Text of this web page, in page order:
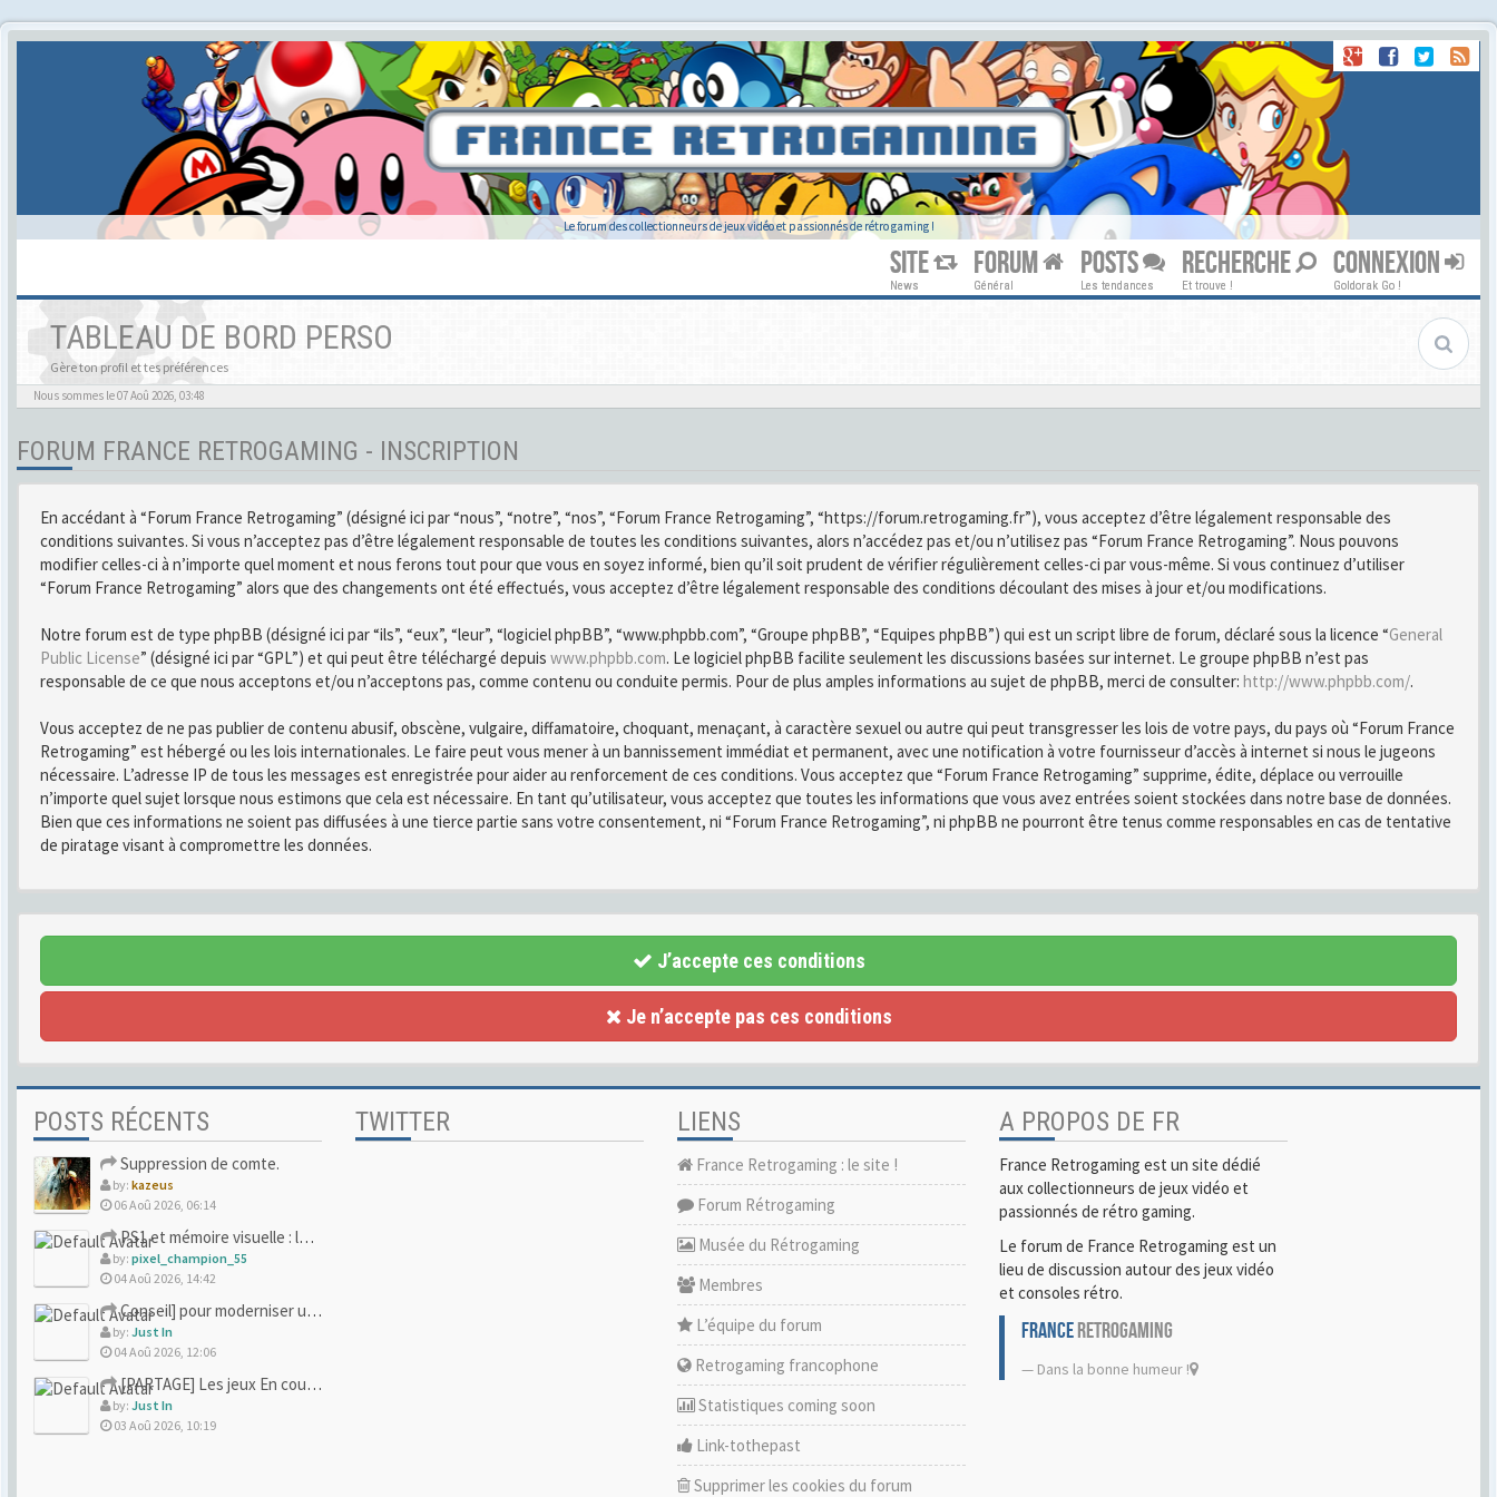
Le forum des collectionneurs de jeux vidéo et passionnés de rétro gaming !
SITE
News
FORUM
Général
POSTS
Les tendances
RECHERCHE
Et trouve !
CONNEXION
Goldorak Go !
TABLEAU DE BORD PERSO
Gère ton profil et tes préférences
Nous sommes le 07 Aoû 2026, 03:48
FORUM FRANCE RETROGAMING - INSCRIPTION
En accédant à “Forum France Retrogaming” (désigné ici par “nous”, “notre”, “nos”, “Forum France Retrogaming”, “https://forum.retrogaming.fr”), vous acceptez d’être légalement responsable des
conditions suivantes. Si vous n’acceptez pas d’être légalement responsable de toutes les conditions suivantes, alors n’accédez pas et/ou n’utilisez pas “Forum France Retrogaming”. Nous pouvons
modifier celles-ci à n’importe quel moment et nous ferons tout pour que vous en soyez informé, bien qu’il soit prudent de vérifier régulièrement celles-ci par vous-même. Si vous continuez d’utiliser
“Forum France Retrogaming” alors que des changements ont été effectués, vous acceptez d’être légalement responsable des conditions découlant des mises à jour et/ou modifications.
Notre forum est de type phpBB (désigné ici par “ils”, “eux”, “leur”, “logiciel phpBB”, “www.phpbb.com”, “Groupe phpBB”, “Equipes phpBB”) qui est un script libre de forum, déclaré sous la licence “General
Public License” (désigné ici par “GPL”) et qui peut être téléchargé depuis www.phpbb.com. Le logiciel phpBB facilite seulement les discussions basées sur internet. Le groupe phpBB n’est pas
responsable de ce que nous acceptons et/ou n’acceptons pas, comme contenu ou conduite permis. Pour de plus amples informations au sujet de phpBB, merci de consulter: http://www.phpbb.com/.
Vous acceptez de ne pas publier de contenu abusif, obscène, vulgaire, diffamatoire, choquant, menaçant, à caractère sexuel ou autre qui peut transgresser les lois de votre pays, du pays où “Forum France
Retrogaming” est hébergé ou les lois internationales. Le faire peut vous mener à un bannissement immédiat et permanent, avec une notification à votre fournisseur d’accès à internet si nous le jugeons
nécessaire. L’adresse IP de tous les messages est enregistrée pour aider au renforcement de ces conditions. Vous acceptez que “Forum France Retrogaming” supprime, édite, déplace ou verrouille
n’importe quel sujet lorsque nous estimons que cela est nécessaire. En tant qu’utilisateur, vous acceptez que toutes les informations que vous avez entrées soient stockées dans notre base de données.
Bien que ces informations ne soient pas diffusées à une tierce partie sans votre consentement, ni “Forum France Retrogaming”, ni phpBB ne pourront être tenus comme responsables en cas de tentative
de piratage visant à compromettre les données.
J’accepte ces conditions
Je n’accepte pas ces conditions
POSTS RÉCENTS
Suppression de comte.
by: kazeus
06 Aoû 2026, 06:14
PS1 et mémoire visuelle : le jeu qui vous a soufflé la premi
by: pixel_champion_55
04 Aoû 2026, 14:42
Conseil] pour moderniser un site (un peu trop) rétro
by: Just In
04 Aoû 2026, 12:06
[PARTAGE] Les jeux En cours/Terminés
by: Just In
03 Aoû 2026, 10:19
TWITTER LIENS
France Retrogaming : le site !
Forum Rétrogaming
Musée du Rétrogaming
Membres
L’équipe du forum
Retrogaming francophone
Statistiques coming soon
Link-tothepast
Supprimer les cookies du forum
A PROPOS DE FR
France Retrogaming est un site dédié
aux collectionneurs de jeux vidéo et
passionnés de rétro gaming.
Le forum de France Retrogaming est un
lieu de discussion autour des jeux vidéo
et consoles rétro.
FRANCERETROGAMING
Dans la bonne humeur !